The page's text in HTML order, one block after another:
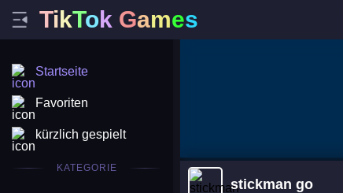
TikTok Games
Startseite
Favoriten
kürzlich gespielt
KATEGORIE
stickman go